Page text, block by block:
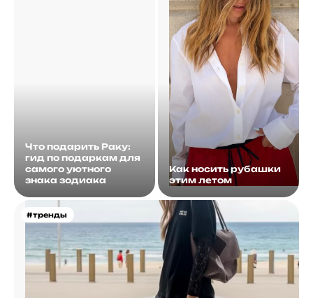
Что подарить Раку:
гид по подаркам для
самого уютного
знака зодиака
Как носить рубашки
этим летом
#тренды